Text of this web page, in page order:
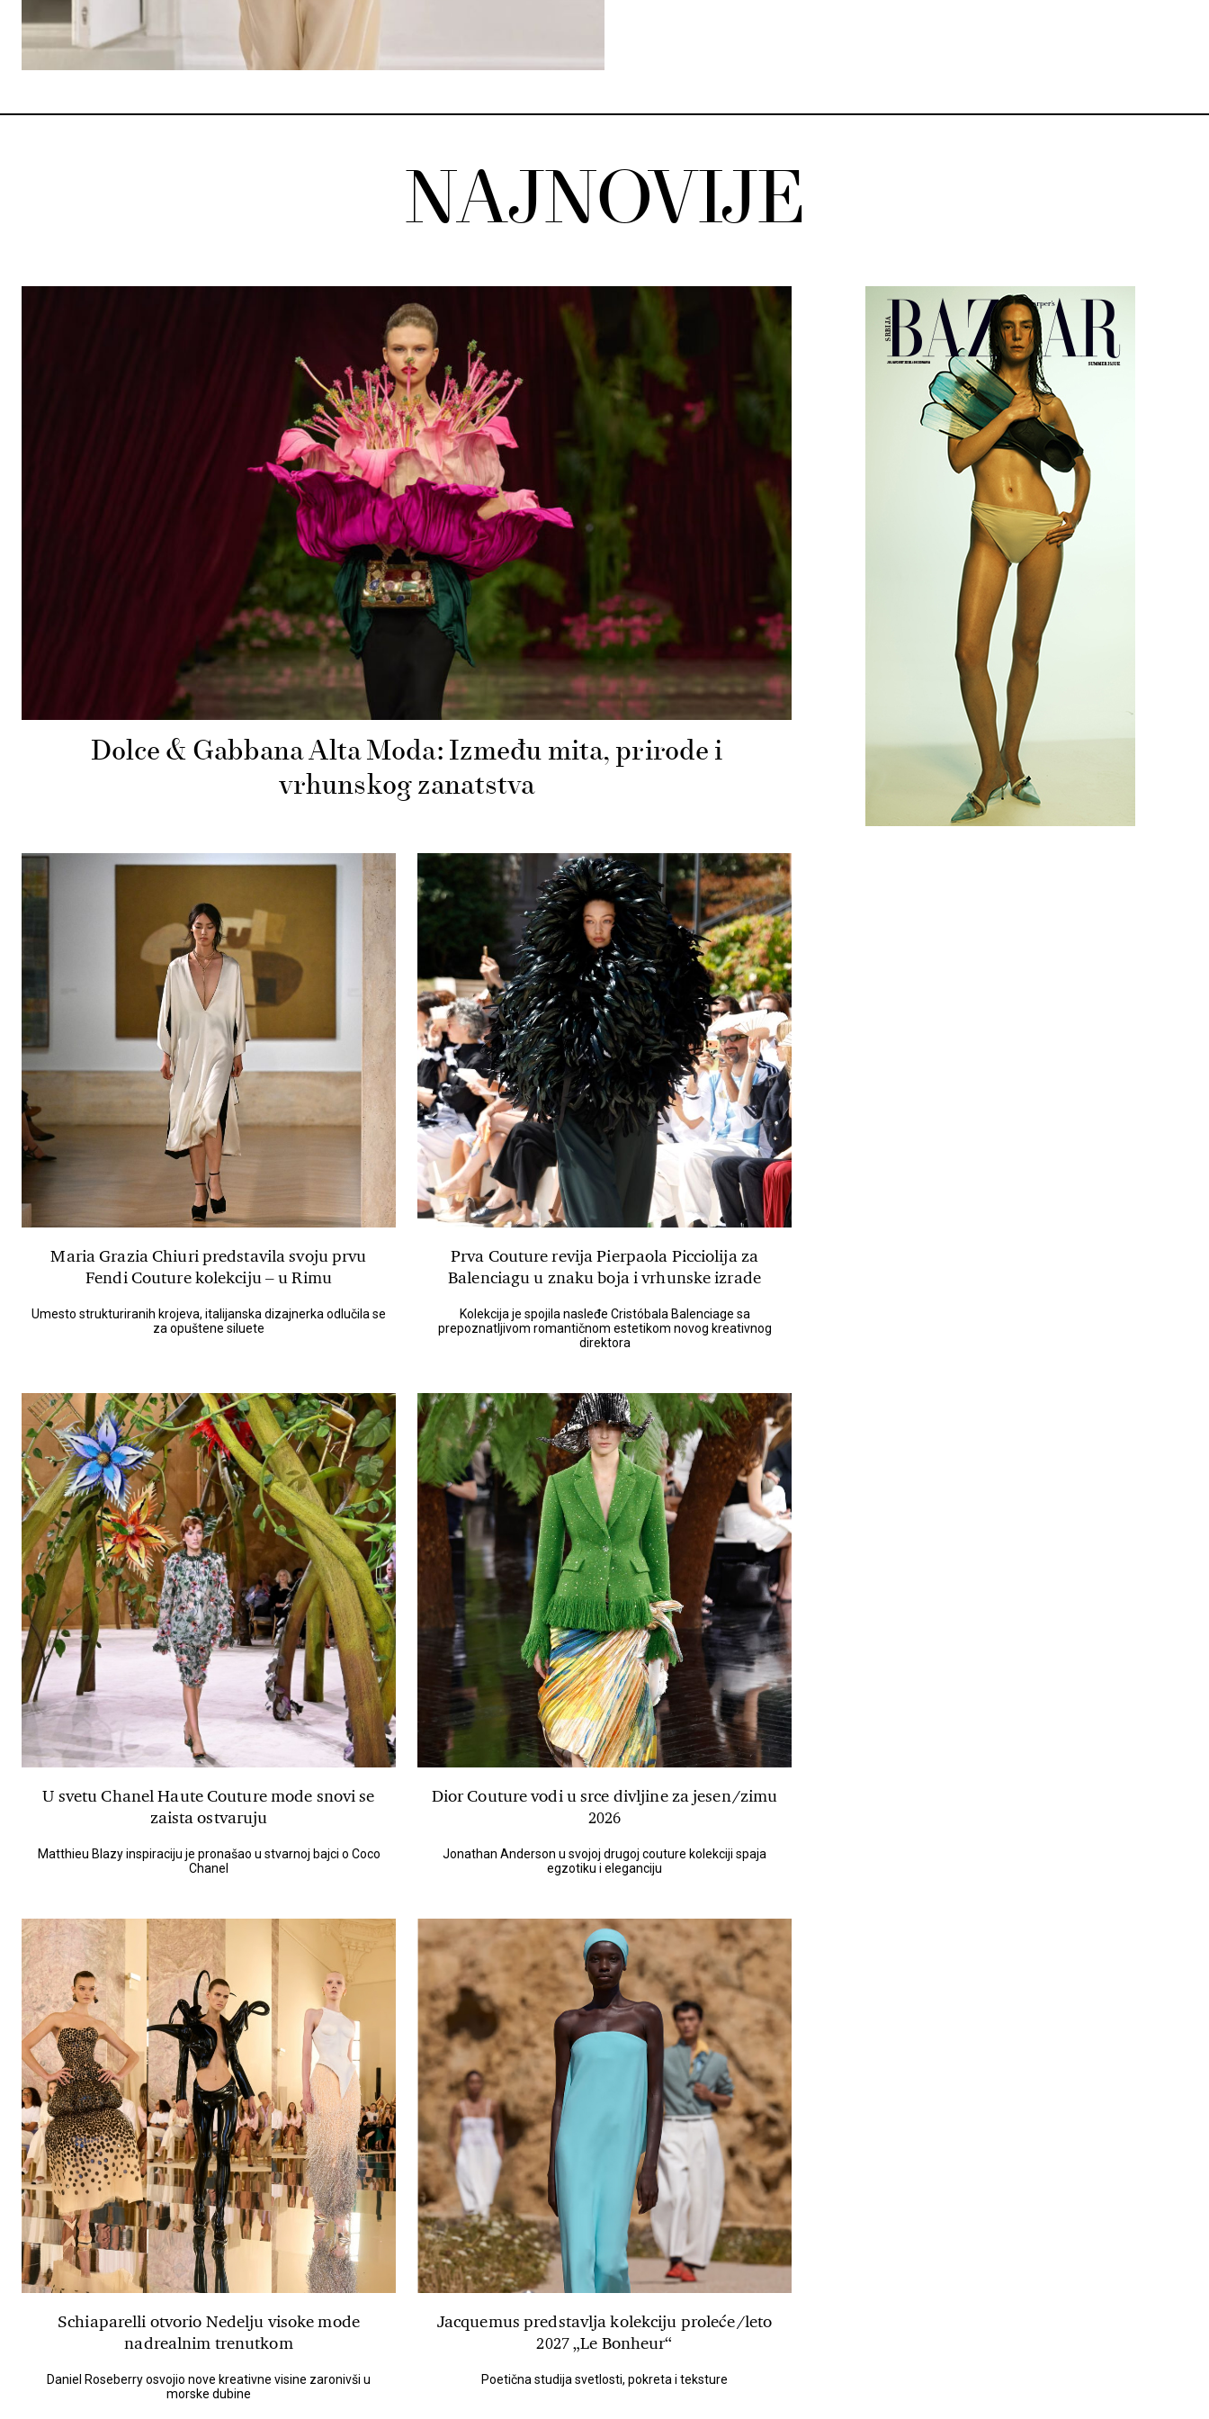
NAJNOVIJE
Dolce & Gabbana Alta Moda: Između mita, prirode i
vrhunskog zanatstva
Maria Grazia Chiuri predstavila svoju prvu
Fendi Couture kolekciju – u Rimu
Umesto strukturiranih krojeva, italijanska dizajnerka odlučila se
za opuštene siluete
Prva Couture revija Pierpaola Picciolija za
Balenciagu u znaku boja i vrhunske izrade
Kolekcija je spojila nasleđe Cristóbala Balenciage sa
prepoznatljivom romantičnom estetikom novog kreativnog
direktora
U svetu Chanel Haute Couture mode snovi se
zaista ostvaruju
Matthieu Blazy inspiraciju je pronašao u stvarnoj bajci o Coco
Chanel
Dior Couture vodi u srce divljine za jesen/zimu
2026
Jonathan Anderson u svojoj drugoj couture kolekciji spaja
egzotiku i eleganciju
Schiaparelli otvorio Nedelju visoke mode
nadrealnim trenutkom
Daniel Roseberry osvojio nove kreativne visine zaronivši u
morske dubine
Jacquemus predstavlja kolekciju proleće/leto
2027 „Le Bonheur“
Poetična studija svetlosti, pokreta i teksture